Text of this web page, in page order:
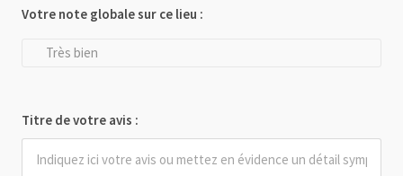
Votre note globale sur ce lieu :
Très bien
Titre de votre avis :